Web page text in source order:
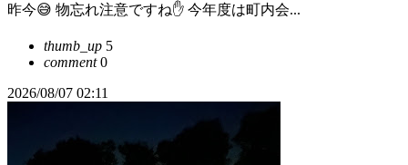
昨今😅 物忘れ注意ですね✋ 今年度は町内会...
thumb_up 5
comment0
2026/08/07 02:11